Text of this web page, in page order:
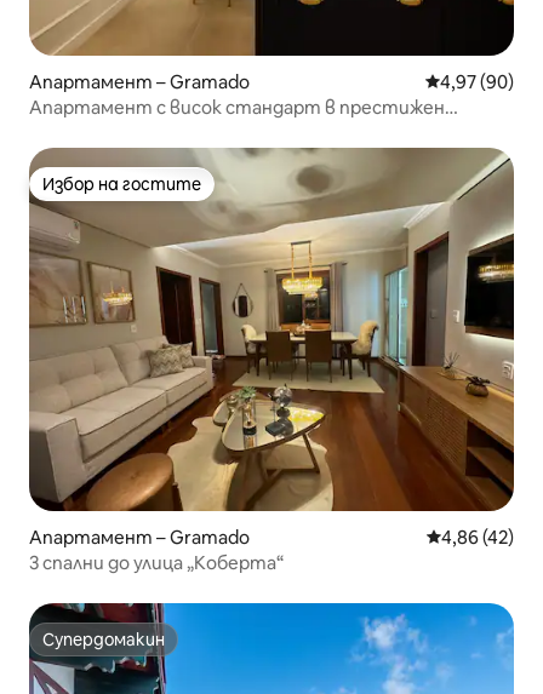
Апартамент – Gramado Средна
4,97 (90)
Апартамент с висок стандарт в престижен
Избор на гостите
Избор на гостите
Апартамент – Gramado Средна
4,86 (42)
3 спални до улица „Коберта“
Супердомакин
Супердомакин